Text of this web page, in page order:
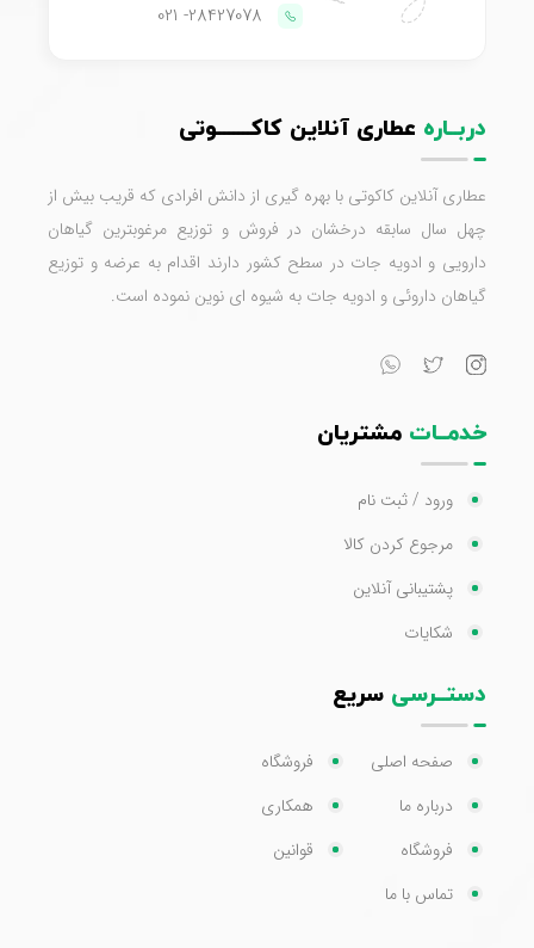
28427078
- 021
دربــاره عطاری آنلاین کاکـــــــوتی
عطاری آنلاین کاکوتی با بهره گیری از دانش افرادی که قریب بیش از
چهل سال سابقه درخشان در فروش و توزیع مرغوبترین گیاهان
دارویی و ادویه جات در سطح کشور دارند اقدام به عرضه و توزیع
گیاهان داروئی و ادویه جات به شیوه ای نوین نموده است.
خدمــات مشتریان
ورود / ثبت نام
مرجوع کردن کالا
پشتیبانی آنلاین
شکایات
دستــرسی سریع
صفحه اصلی
درباره ما
فروشگاه
تماس با ما
فروشگاه
همکاری
قوانین